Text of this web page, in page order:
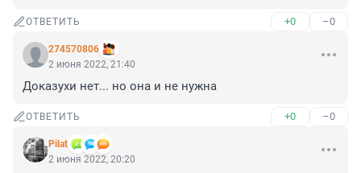
ОТВЕТИТЬ +0 –0
274570806
2 июня 2022, 21:40
Доказухи нет... но она и не нужна
ОТВЕТИТЬ +0 –0
Pilat
2 июня 2022, 20:20